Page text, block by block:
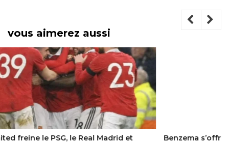
vous aimerez aussi
Benzema s’offre un Picasso et l’expose chez lui